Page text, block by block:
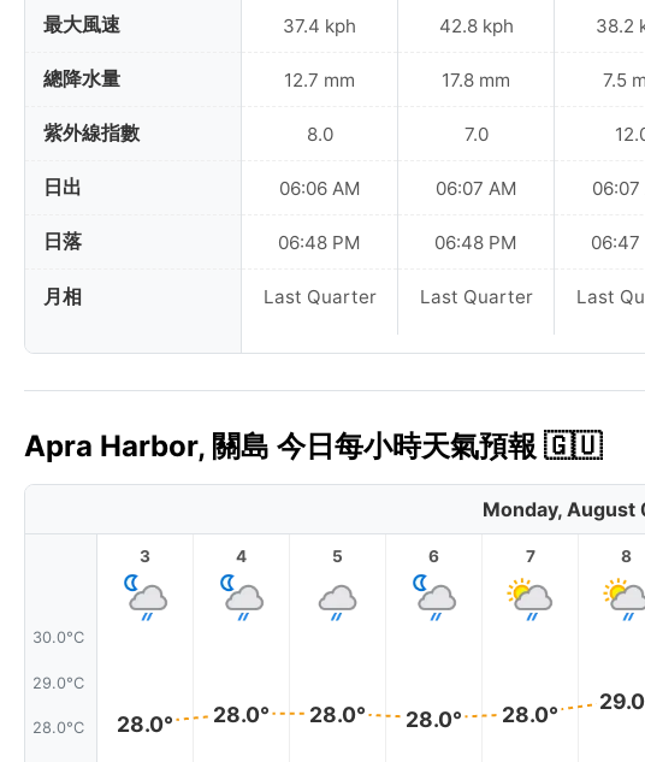
最大風速
總降水量
紫外線指數
日出
日落
月相
37.4 kph
12.7 mm
8.0
06:06 AM
06:48 PM
Last Quarter
42.8 kph
17.8 mm
7.0
06:07 AM
06:48 PM
Last Quarter
38.2
7.5
06:07
06:47
Last
Apra Harbor, 關島 今日每小時天氣預報 🇬🇺
Monday, August
30.0°C
29.0°C
28.0°C
3
28.0°
4
28.0°
5
28.0°
6
28.0°
7
28.0°
8